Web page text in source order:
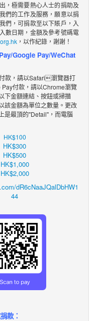
，極需要熱心人士的捐助及
們的工作及服務，願意以捐
們，可捐款至以下賬戶，入
數日期，金額及參考號碼電
，以作紀錄，謝謝！
Google Pay/WeChat
款，請以Safari瀏覽器打
付款，請以Chrome瀏覽
下金額連結 、按鈕或掃描
該金額為單位之數量。更改
是最頂的"Detail"，而電腦
HK$100
HK$300
HK$500
HK$1,000
HK$2,000
dR6cNaaJQalDbHW1
44
款：